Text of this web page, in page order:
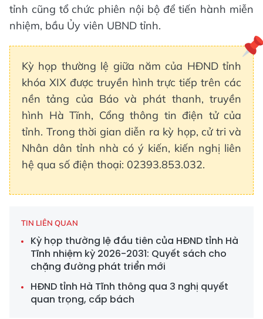
tỉnh cũng tổ chức phiên nội bộ để tiến hành miễn
nhiệm, bầu Ủy viên UBND tỉnh.
Kỳ họp thường lệ giữa năm của HĐND tỉnh
khóa XIX được truyền hình trực tiếp trên các
nền tảng của Báo và phát thanh, truyền
hình Hà Tĩnh, Cổng thông tin điện tử của
tỉnh. Trong thời gian diễn ra kỳ họp, cử tri và
Nhân dân tỉnh nhà có ý kiến, kiến nghị liên
hệ qua số điện thoại: 02393.853.032.
TIN LIÊN QUAN
Kỳ họp thường lệ đầu tiên của HĐND tỉnh Hà
Tĩnh nhiệm kỳ 2026-2031: Quyết sách cho
chặng đường phát triển mới
HĐND tỉnh Hà Tĩnh thông qua 3 nghị quyết
quan trọng, cấp bách